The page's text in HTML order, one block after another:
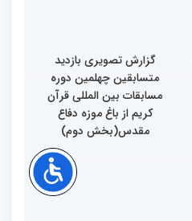
گزارش تصویری بازدید
متسابقین چهلمین دوره
مسابقات بین المللی قرآن
کریم از باغ موزه دفاع
مقدس(بخش دوم)